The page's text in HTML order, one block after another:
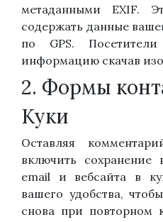
метаданными EXIF.
содержать данные
по GPS.
информацию скачав
2. Формы
Куки
Оставляя
включить сохранение
email и вебсайта в
вашего удобства,
снова при повторном